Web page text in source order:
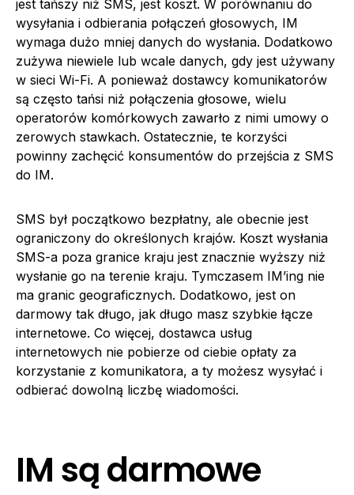
jest tańszy niż SMS, jest koszt. W porównaniu do
wysyłania i odbierania połączeń głosowych, IM
wymaga dużo mniej danych do wysłania. Dodatkowo
zużywa niewiele lub wcale danych, gdy jest używany
w sieci Wi-Fi. A ponieważ dostawcy komunikatorów
są często tańsi niż połączenia głosowe, wielu
operatorów komórkowych zawarło z nimi umowy o
zerowych stawkach. Ostatecznie, te korzyści
powinny zachęcić konsumentów do przejścia z SMS
do IM.
SMS był początkowo bezpłatny, ale obecnie jest
ograniczony do określonych krajów. Koszt wysłania
SMS-a poza granice kraju jest znacznie wyższy niż
wysłanie go na terenie kraju. Tymczasem IM’ing nie
ma granic geograficznych. Dodatkowo, jest on
darmowy tak długo, jak długo masz szybkie łącze
internetowe. Co więcej, dostawca usług
internetowych nie pobierze od ciebie opłaty za
korzystanie z komunikatora, a ty możesz wysyłać i
odbierać dowolną liczbę wiadomości.
IM są darmowe